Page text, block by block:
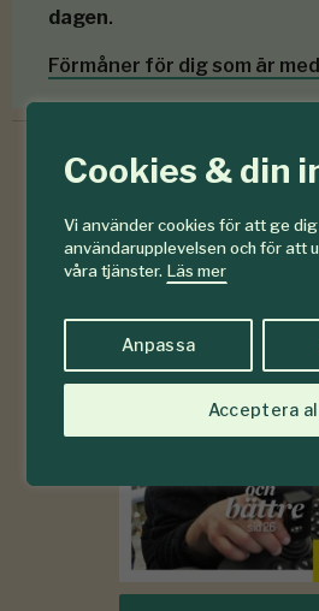
Cookies & din
Vi använder cookies för att ge
användarupplevelsen och för att
våra tjänster. Läs mer
Anpassa
Acceptera
dagen.
Förmåner för dig som är